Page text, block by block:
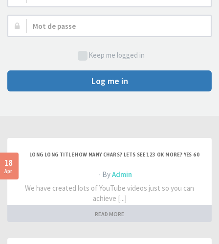
d’utilisateur :
Mot
de
Keep me logged in
Log me in
18
Apr
LONG LONG TITLE HOW MANY CHARS? LETS SEE 123 OK MORE? YES 60
- ByAdmin
We have created lots of YouTube videos just so you can
achieve [...]
READ MORE